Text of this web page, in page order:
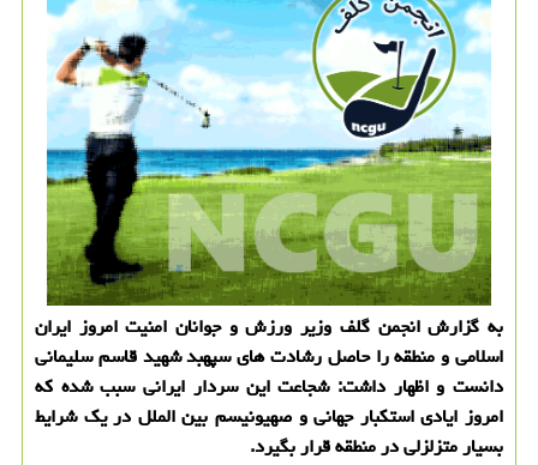
به گزارش انجمن گلف وزیر ورزش و جوانان امنیت امروز ایران
اسلامی و منطقه را حاصل رشادت های سپهبد شهید قاسم سلیمانی
دانست و اظهار داشت: شجاعت این سردار ایرانی سبب شده كه
امروز ایادی استكبار جهانی و صهیونیسم بین الملل در یك شرایط
بسیار متزلزلی در منطقه قرار بگیرد.